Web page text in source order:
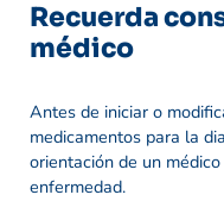
Recuerda
médico
Antes de iniciar o
medicamentos para la
orientación de un
enfermedad.